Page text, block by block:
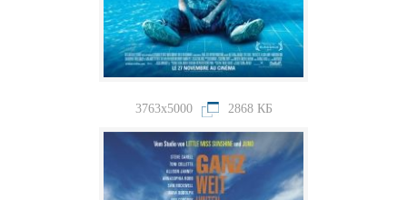
3763x5000 2868 КБ